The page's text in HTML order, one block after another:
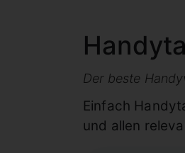
Der beste
Einfach
und allen